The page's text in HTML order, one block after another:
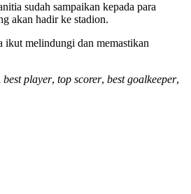
sudah sampaikan kepada para
akan hadir ke stadion.
ikut melindungi dan memastikan
best player, top scorer, best goalkeeper,